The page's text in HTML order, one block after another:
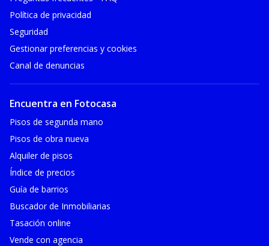
Política de privacidad
Seguridad
Gestionar preferencias y cookies
Canal de denuncias
Encuentra en Fotocasa
Pisos de segunda mano
Pisos de obra nueva
Alquiler de pisos
Índice de precios
Guía de barrios
Buscador de Inmobiliarias
Tasación online
Vende con agencia